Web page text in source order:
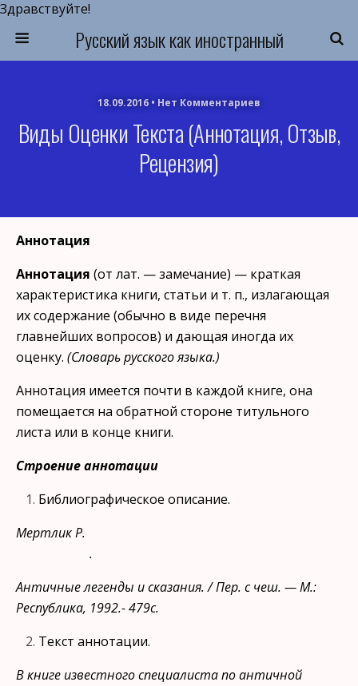
Здравствуйте!
Русский язык как иностранный
18.09.2016 • Нет Комментариев
Виды Оценки Текста (аннотация, Отзыв,
Рецензия)
Аннотация
Аннотация (от лат. — замечание) — краткая
характеристика книги, статьи и т. п., излагающая
их содержание (обычно в виде перечня
главнейших вопросов) и дающая иногда их
оценку. (Словарь русского языка.)
Аннотация имеется почти в каждой книге, она
помещается на обратной стороне титульного
листа или в конце книги.
Строение аннотации
Библиографическое описание.
Мертлик Р.
.
Античные легенды и сказания. / Пер. с чеш. — М.:
Республика, 1992.- 479с.
Текст аннотации.
В книге известного специалиста по античной